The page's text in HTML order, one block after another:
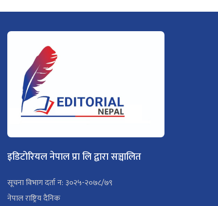
इडिटोरियल नेपाल प्रा लि द्वारा सञ्चालित
सूचना विभाग दर्ता न: ३०२५-२०७८/७९
नेपाल राष्ट्रिय दैनिक